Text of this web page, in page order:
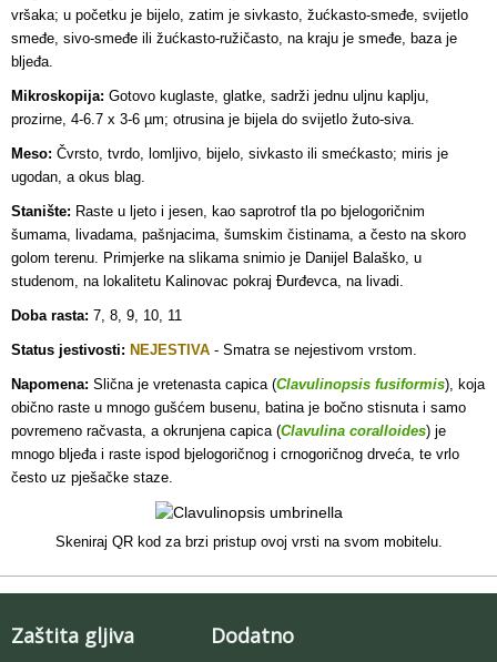
vršaka; u početku je bijelo, zatim je sivkasto, žućkasto-smeđe, svijetlo
smeđe, sivo-smeđe ili žućkasto-ružičasto, na kraju je smeđe, baza je
bljeđa.
Mikroskopija: Gotovo kuglaste, glatke, sadrži jednu uljnu kaplju,
prozirne, 4-6.7 x 3-6 µm; otrusina je bijela do svijetlo žuto-siva.
Meso: Čvrsto, tvrdo, lomljivo, bijelo, sivkasto ili smećkasto; miris je
ugodan, a okus blag.
Stanište: Raste u ljeto i jesen, kao saprotrof tla po bjelogoričnim
šumama, livadama, pašnjacima, šumskim čistinama, a često na skoro
golom terenu. Primjerke na slikama snimio je Danijel Balaško, u
studenom, na lokalitetu Kalinovac pokraj Đurđevca, na livadi.
Doba rasta: 7, 8, 9, 10, 11
Status jestivosti: NEJESTIVA - Smatra se nejestivom vrstom.
Napomena: Slična je vretenasta capica (Clavulinopsis fusiformis), koja
obično raste u mnogo gušćem busenu, batina je bočno stisnuta i samo
povremeno račvasta, a okrunjena capica (Clavulina coralloides) je
mnogo bljeđa i raste ispod bjelogoričnog i crnogoričnog drveća, te vrlo
često uz pješačke staze.
Skeniraj QR kod za brzi pristup ovoj vrsti na svom mobitelu.
Zaštita gljiva Dodatno